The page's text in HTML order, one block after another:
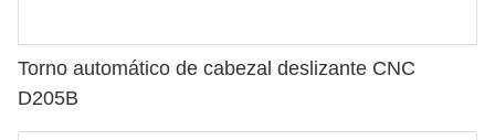
Torno automático de cabezal deslizante CNC
D205B